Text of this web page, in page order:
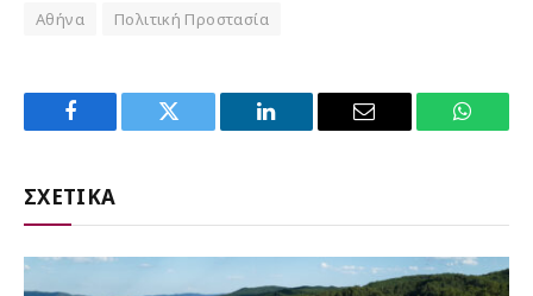
Αθήνα Πολιτική Προστασία
Facebook Twitter LinkedIn Email
ΣΧΕΤΙΚΑ